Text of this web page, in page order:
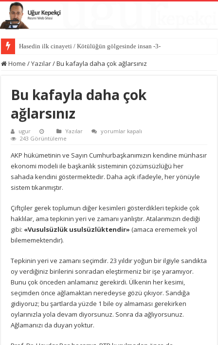
Hasedin ilk cinayeti / Kötülüğün gölgesinde insan -3-
Home /Yazılar/Bu kafayla daha çok ağlarsınız
Bu kafayla daha çok
ağlarsınız
ugur Yazılar
Bu
çok
ağlarsınız
için
yorumlar kapalı
243 Görüntüleme
AKP hükümetinin ve Sayın Cumhurbaşkanımızın kendine münhasır
ekonomi modeli ile başkanlık sisteminin çözümsüzlüğü her
sahada kendini göstermektedir. Daha açık ifadeyle, her yönüyle
sistem tıkanmıştır.
Çiftçiler gerek toplumun diğer kesimleri gösterdikleri tepkide çok
haklılar, ama tepkinin yeri ve zamanı yanlıştır. Atalarımızın dediği
gibi: «Vusulsüzlük usulsüzlüktendir» (amaca erememek yol
bilememektendir).
Tepkinin yeri ve zamanı seçimdir. 23 yıldır yoğun bir ilgiyle sandıkta
oy verdiğiniz birilerini sonradan eleştirmeniz bir işe yaramıyor.
Bunu çok önceden anlamanız gerekirdi. Ülkenin her kesimi,
seçimden önce ağlamaktan neredeyse gözü çıkıyor. Sandığa
gidiyoruz; bu şartlarda yüzde 1 bile oy almaması gerekirken
oylarınızla yola devam diyorsunuz. Sonra da ağlıyorsunuz.
Ağlamanızı da duyan yoktur.